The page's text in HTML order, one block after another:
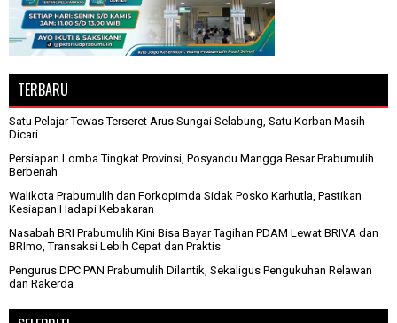
TERBARU
Satu Pelajar Tewas Terseret Arus Sungai Selabung, Satu Korban Masih
Dicari
Persiapan Lomba Tingkat Provinsi, Posyandu Mangga Besar Prabumulih
Berbenah
Walikota Prabumulih dan Forkopimda Sidak Posko Karhutla, Pastikan
Kesiapan Hadapi Kebakaran
Nasabah BRI Prabumulih Kini Bisa Bayar Tagihan PDAM Lewat BRIVA dan
BRImo, Transaksi Lebih Cepat dan Praktis
Pengurus DPC PAN Prabumulih Dilantik, Sekaligus Pengukuhan Relawan
dan Rakerda